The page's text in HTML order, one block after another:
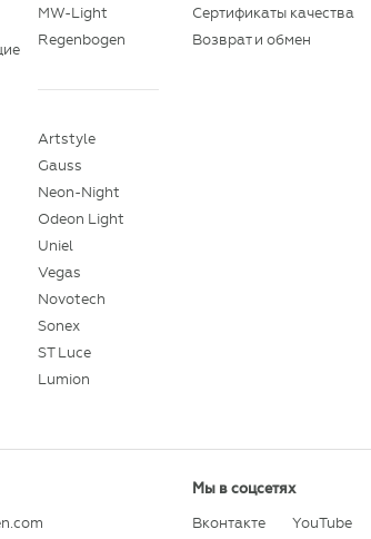
MW-Light
Regenbogen
Artstyle
Gauss
Neon-Night
Odeon Light
Uniel
Vegas
Novotech
Sonex
ST Luce
Lumion
Сертификаты качества
Возврат и обмен
Мы в соцсетях
Вконтакте YouTube